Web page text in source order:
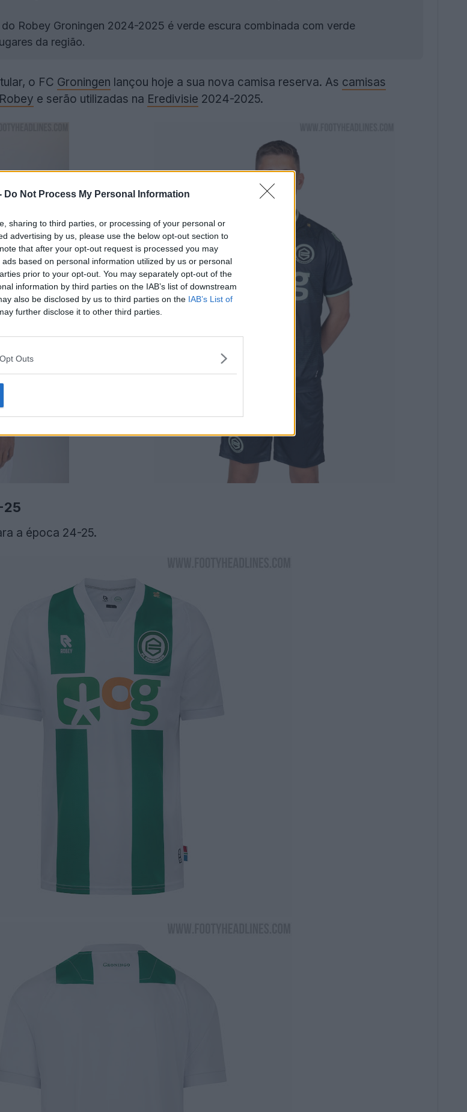
Do Not Process My Personal Information
sharing to third parties, or processing of your personal or
advertising by us, please use the below opt-out section to
that after your opt-out request is processed you may
based on personal information utilized by us or personal
prior to your opt-out. You may separately opt-out of the
information by third parties on the IAB’s list of downstream
also be disclosed by us to third parties on the IAB’s List of
further disclose it to other third parties.
Outs
Robey Groningen 2024-2025 é verde escura combinada com verde
da região.
o FC Groningen lançou hoje a sua nova camisa reserva. As camisas
Robey e serão utilizadas na Eredivisie 2024-2025.
25
a época 24-25.